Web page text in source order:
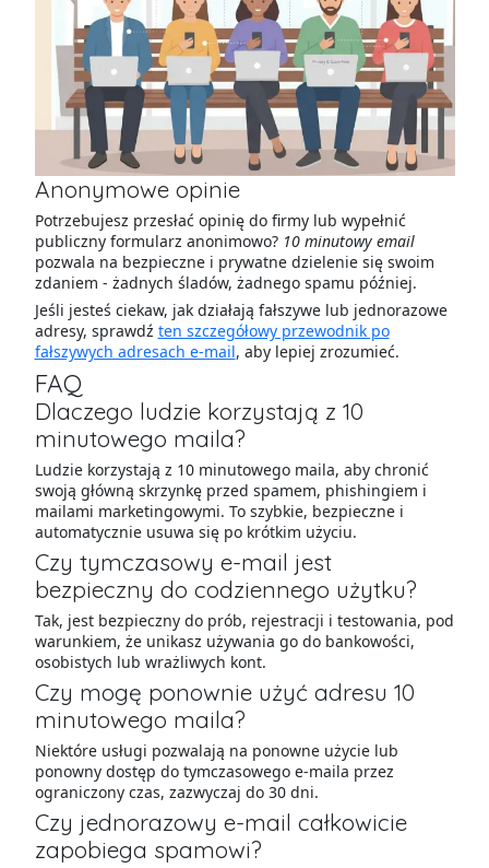
Anonymowe opinie
Potrzebujesz przesłać opinię do firmy lub wypełnić
publiczny formularz anonimowo? 10 minutowy email
pozwala na bezpieczne i prywatne dzielenie się swoim
zdaniem - żadnych śladów, żadnego spamu później.
Jeśli jesteś ciekaw, jak działają fałszywe lub jednorazowe
adresy, sprawdź ten szczegółowy przewodnik po
fałszywych adresach e-mail, aby lepiej zrozumieć.
FAQ
Dlaczego ludzie korzystają z 10
minutowego maila?
Ludzie korzystają z 10 minutowego maila, aby chronić
swoją główną skrzynkę przed spamem, phishingiem i
mailami marketingowymi. To szybkie, bezpieczne i
automatycznie usuwa się po krótkim użyciu.
Czy tymczasowy e-mail jest
bezpieczny do codziennego użytku?
Tak, jest bezpieczny do prób, rejestracji i testowania, pod
warunkiem, że unikasz używania go do bankowości,
osobistych lub wrażliwych kont.
Czy mogę ponownie użyć adresu 10
minutowego maila?
Niektóre usługi pozwalają na ponowne użycie lub
ponowny dostęp do tymczasowego e-maila przez
ograniczony czas, zazwyczaj do 30 dni.
Czy jednorazowy e-mail całkowicie
zapobiega spamowi?